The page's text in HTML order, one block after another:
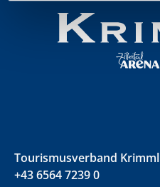
Tourismusverband Krimml
+43 6564 7239 0